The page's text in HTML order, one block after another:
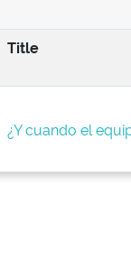
Title
¿Y cuando el